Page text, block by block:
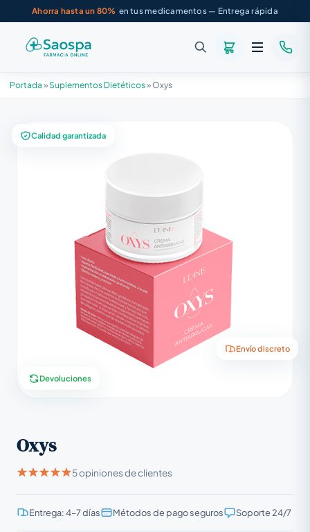
Ahorra hasta un 80% en tus medicamentos — Entrega rápida
Portada »Suplementos Dietéticos»Oxys
Calidad garantizada
Envío discreto
Devoluciones
Oxys
5 opiniones de clientes
Entrega: 4–7 días Métodos de pago seguros Soporte 24/7